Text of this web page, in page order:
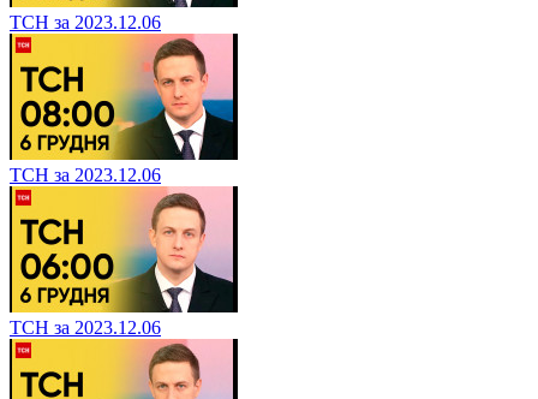
ТСН за 2023.12.06
ТСН за 2023.12.06
ТСН за 2023.12.06